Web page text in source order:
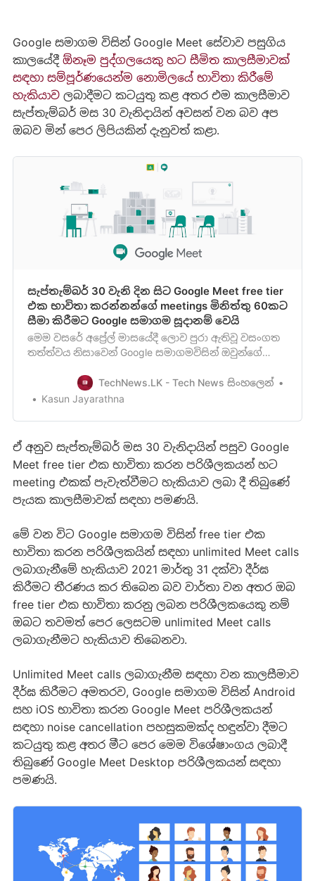
Google සමාගම විසින් Google Meet සේවාව පසුගිය
කාලයේදී ඕනෑම පුද්ගලයෙකු හට සීමිත කාලසීමාවක්
සඳහා සම්පූර්ණයෙන්ම නොමිලයේ භාවිතා කිරීමේ
හැකියාවලබාදීමට කටයුතු කළ අතර එම කාලසීමාව
සැප්තැම්බර් මස 30 වැනිදායින් අවසන් වන බව අප
ඔබව මින් පෙර ලිපියකින් දැනුවත් කළා.
සැප්තැම්බර් 30 වැනි දින සිට Google Meet free tier
එක භාවිතා කරන්නන්ගේ meetings මිනිත්තු 60කට
සීමා කිරීමට Google සමාගම සූදානම් වෙයි
මෙම වසරේ අප්‍රේල් මාසයේදී ලොව පුරා ඇතිවූ වසංගත
තත්ත්වය නිසාවෙන් Google සමාගමවිසින් ඔවුන්ගේ
සම්පූර්ණයෙන්ම නොමිලයේ භාවිතාකිරීමේ හැකියාව
ලබාදීමට කටයුතු කළ බව අපි ඔබව දැනුවත් කළා මතක
TechNews.LK - Tech News සිංහලෙන්
Kasun Jayarathna
ඒ අනුව සැප්තැම්බර් මස 30 වැනිදායින් පසුව Google
Meet free tier එක භාවිතා කරන පරිශීලකයන් හට
meeting එකක් පැවැත්වීමට හැකියාව ලබා දී තිබුණේ
පැයක කාලසීමාවක් සඳහා පමණයි.
මේ වන විට Google සමාගම විසින් free tier එක
භාවිතා කරන පරිශීලකයින් සඳහා unlimited Meet calls
ලබාගැනීමේ හැකියාව 2021 මාර්තු 31 දක්වා දීර්ඝ
කිරීමට තීරණය කර තිබෙන බව වාර්තා වන අතර ඔබ
free tier එක භාවිතා කරනු ලබන පරිශීලකයෙකු නම්
ඔබට තවමත් පෙර ලෙසටම unlimited Meet calls
ලබාගැනීමට හැකියාව තිබෙනවා.
Unlimited Meet calls ලබාගැනීම සඳහා වන කාලසීමාව
දීර්ඝ කිරීමට අමතරව, Google සමාගම විසින් Android
සහ iOS භාවිතා කරන Google Meet පරිශීලකයන්
සඳහා noise cancellation පහසුකමක්ද හඳුන්වා දීමට
කටයුතු කළ අතර මීට පෙර මෙම විශේෂාංගය ලබාදී
තිබුණේ Google Meet Desktop පරිශීලකයන් සඳහා
පමණයි.